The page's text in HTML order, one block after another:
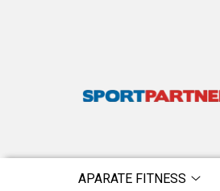
APARATE FITNESS